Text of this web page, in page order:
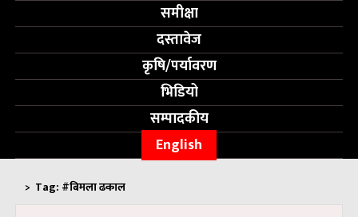
समीक्षा
दस्तावेज
कृषि/पर्यावरण
भिडियो
सम्पादकीय
English
> Tag: #बिमला ढकाल